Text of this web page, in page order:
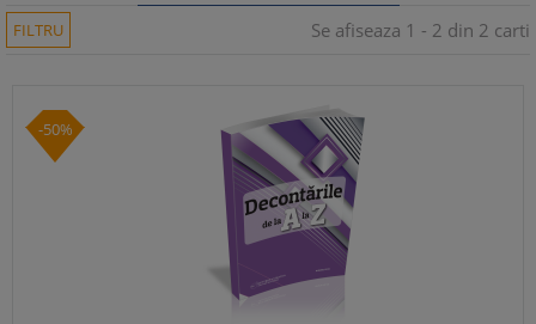
FILTRU Se afiseaza 1 - 2 din 2 carti
-50%